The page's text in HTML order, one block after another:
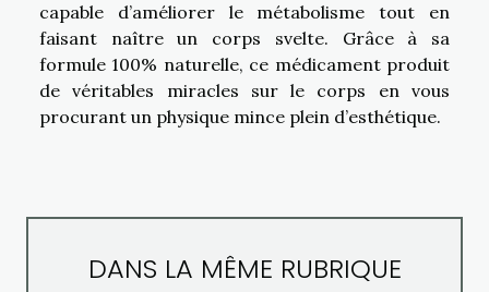
capable d’améliorer le métabolisme tout en
faisant naître un corps svelte. Grâce à sa
formule 100% naturelle, ce médicament produit
de véritables miracles sur le corps en vous
procurant un physique mince plein d’esthétique.
DANS LA MÊME RUBRIQUE